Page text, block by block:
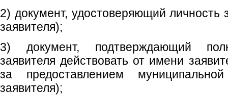
2) документ, удостоверяющий личность
заявителя);
3) документ, подтверждающий
заявителя действовать от имени
за предоставлением
заявителя);